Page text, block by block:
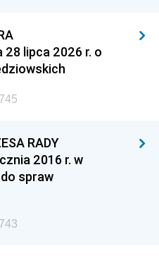
28 lipca 2026 r. o
RADY
2016 r. w
spraw